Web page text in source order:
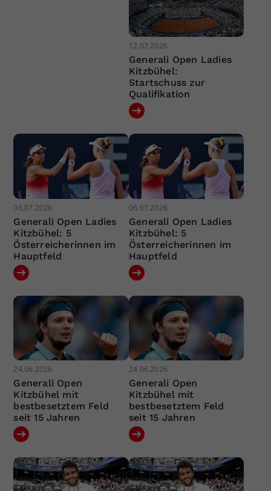
12.07.2026
Generali Open Ladies
Kitzbühel:
Startschuss zur
Qualifikation
06.07.2026
Generali Open Ladies
Kitzbühel: 5
Österreicherinnen im
Hauptfeld
06.07.2026
Generali Open Ladies
Kitzbühel: 5
Österreicherinnen im
Hauptfeld
24.06.2026
Generali Open
Kitzbühel mit
bestbesetztem Feld
seit 15 Jahren
24.06.2026
Generali Open
Kitzbühel mit
bestbesetztem Feld
seit 15 Jahren